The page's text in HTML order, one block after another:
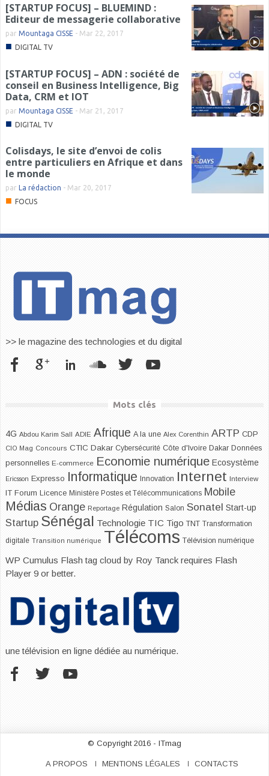
[STARTUP FOCUS] – BLUEMIND :
Editeur de messagerie collaborative
par Mountaga CISSE - Mar 22, 2017
■ DIGITAL TV
[STARTUP FOCUS] – ADN : société de
conseil en Business Intelligence, Big
Data, CRM et IOT
par Mountaga CISSE - Mar 21, 2017
■ DIGITAL TV
Colisdays, le site d’envoi de colis
entre particuliers en Afrique et dans
le monde
par La rédaction - Mar 20, 2017
■ FOCUS
>> le magazine des technologies et du digital
Mots clés
4G Abdou Karim Sall ADIE Afrique A la une Alex Corenthin ARTP CDP
CIO Mag Concours CTIC Dakar Cybersécurité Côte d'Ivoire Dakar Données
personnelles E-commerce Economie numérique Ecosystème
Ericsson Expresso Informatique Innovation Internet Interview
IT Forum Licence Ministère Postes et Télécommunications Mobile
Médias Orange Reportage Régulation Salon Sonatel Start-up
Startup Sénégal Technologie TIC Tigo TNT Transformation
digitale Transition numérique Télécoms Télévision numérique
WP Cumulus Flash tag cloud by Roy Tanck requires Flash
Player 9 or better.
une télévision en ligne dédiée au numérique.
© Copyright 2016 - ITmag
A PROPOS MENTIONS LÉGALES CONTACTS